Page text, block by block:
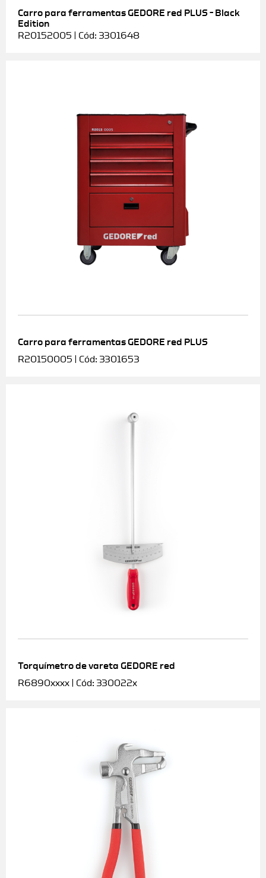
Carro para ferramentas GEDORE red PLUS – Black
Edition
R20152005 | Cód: 3301648
Carro para ferramentas GEDORE red PLUS
R20150005 | Cód: 3301653
Torquímetro de vareta GEDORE red
R6890xxxx | Cód: 330022x